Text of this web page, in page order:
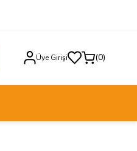
Üye Girişi 0